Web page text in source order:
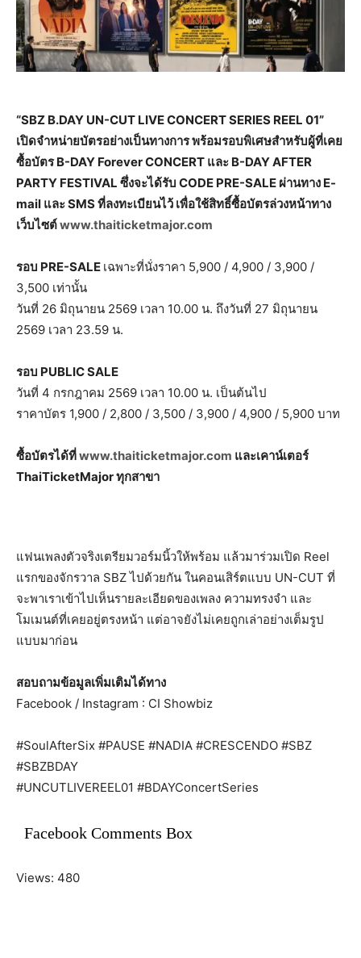
“SBZ B.DAY UN-CUT LIVE CONCERT SERIES REEL 01”
เปิดจำหน่ายบัตรอย่างเป็นทางการ พร้อมรอบพิเศษสำหรับผู้ที่เคย
ซื้อบัตร B-DAY Forever CONCERT และ B-DAY AFTER
PARTY FESTIVAL ซึ่งจะได้รับ CODE PRE-SALE ผ่านทาง E-
mail และ SMS ที่ลงทะเบียนไว้ เพื่อใช้สิทธิ์ซื้อบัตรล่วงหน้าทาง
เว็บไซต์www.thaiticketmajor.com
รอบ PRE-SALE เฉพาะที่นั่งราคา 5,900 / 4,900 / 3,900 /
3,500 เท่านั้น
วันที่ 26 มิถุนายน 2569 เวลา 10.00 น. ถึงวันที่ 27 มิถุนายน
2569 เวลา 23.59 น.
รอบ PUBLIC SALE
วันที่ 4 กรกฎาคม 2569 เวลา 10.00 น. เป็นต้นไป
ราคาบัตร 1,900 / 2,800 / 3,500 / 3,900 / 4,900 / 5,900 บาท
ซื้อบัตรได้ที่www.thaiticketmajor.com และเคาน์เตอร์
ThaiTicketMajor ทุกสาขา
แฟนเพลงตัวจริงเตรียมวอร์มนิ้วให้พร้อม แล้วมาร่วมเปิด Reel
แรกของจักรวาล SBZ ไปด้วยกัน ในคอนเสิร์ตแบบ UN-CUT ที่
จะพาเราเข้าไปเห็นรายละเอียดของเพลง ความทรงจำ และ
โมเมนต์ที่เคยอยู่ตรงหน้า แต่อาจยังไม่เคยถูกเล่าอย่างเต็มรูป
แบบมาก่อน
สอบถามข้อมูลเพิ่มเติมได้ทาง
Facebook / Instagram : CI Showbiz
#SoulAfterSix #PAUSE #NADIA #CRESCENDO #SBZ
#SBZBDAY
#UNCUTLIVEREEL01 #BDAYConcertSeries
Facebook Comments Box
Views: 480